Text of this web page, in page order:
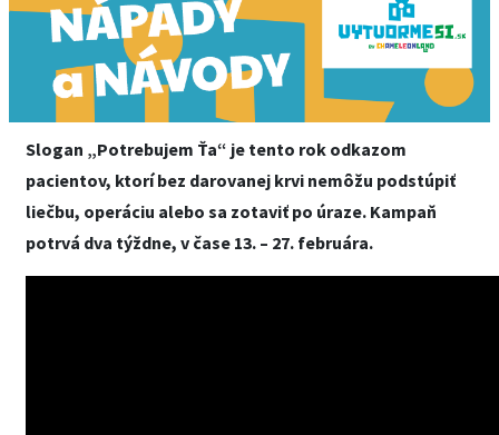
Slogan „Potrebujem Ťa“ je tento rok odkazom
pacientov, ktorí bez darovanej krvi nemôžu podstúpiť
liečbu, operáciu alebo sa zotaviť po úraze. Kampaň
potrvá dva týždne, v čase 13. – 27. februára.